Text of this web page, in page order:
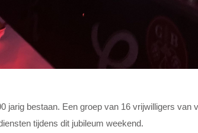
jarig bestaan. Een groep van 16 vrijwilligers van
tijdens dit jubileum weekend.